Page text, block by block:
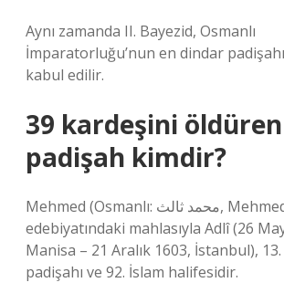
Aynı zamanda II. Bayezid, Osmanlı
İmparatorluğu’nun en dindar
kabul edilir.
39 kardeşini öldüren
padişah kimdir?
Mehmed (Osmanlı: محمد ثالث, Mehmed-i Sâlis), divan
edebiyatındaki mahlasıyla Adlî (26
Manisa – 21 Aralık 1603, İstanbul), 13.
padişahı ve 92. İslam halifesidir.